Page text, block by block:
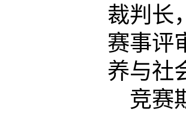
裁判长
赛事评
养与社
竞赛